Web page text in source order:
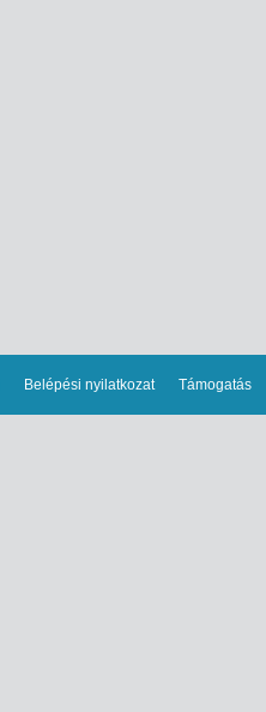
Belépési nyilatkozat Támogatás